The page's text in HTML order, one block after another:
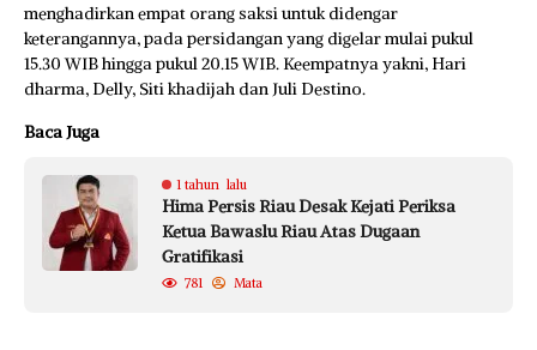
menghadirkan empat orang saksi untuk didengar
keterangannya, pada persidangan yang digelar mulai pukul
15.30 WIB hingga pukul 20.15 WIB. Keempatnya yakni, Hari
dharma, Delly, Siti khadijah dan Juli Destino.
Baca Juga
1 tahun lalu
Hima Persis Riau Desak Kejati Periksa
Ketua Bawaslu Riau Atas Dugaan
Gratifikasi
781 Mata